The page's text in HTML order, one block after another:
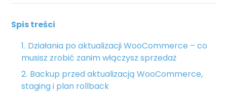
Spis treści
Działania po aktualizacji WooCommerce – co
musisz zrobić zanim włączysz sprzedaż
Backup przed aktualizacją WooCommerce,
staging i plan rollback